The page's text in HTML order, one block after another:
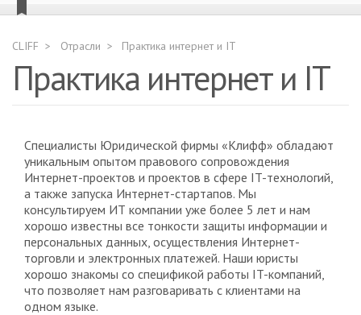
CLIFF Отрасли Практика интернет и IT
Практика интернет и IT
Специалисты Юридической фирмы «Клифф» обладают
уникальным опытом правового сопровождения
Интернет-проектов и проектов в сфере IT-технологий,
а также запуска Интернет-стартапов. Мы
консультируем ИТ компании уже более 5 лет и нам
хорошо известны все тонкости защиты информации и
персональных данных, осуществления Интернет-
торговли и электронных платежей. Наши юристы
хорошо знакомы со спецификой работы IT-компаний,
что позволяет нам разговаривать с клиентами на
одном языке.